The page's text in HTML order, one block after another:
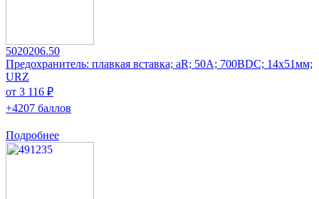
5020206.50
Предохранитель: плавкая вставка; aR; 50А; 700ВDC; 14x51мм;
URZ
от 3 116 ₽
+4207 баллов
Подробнее